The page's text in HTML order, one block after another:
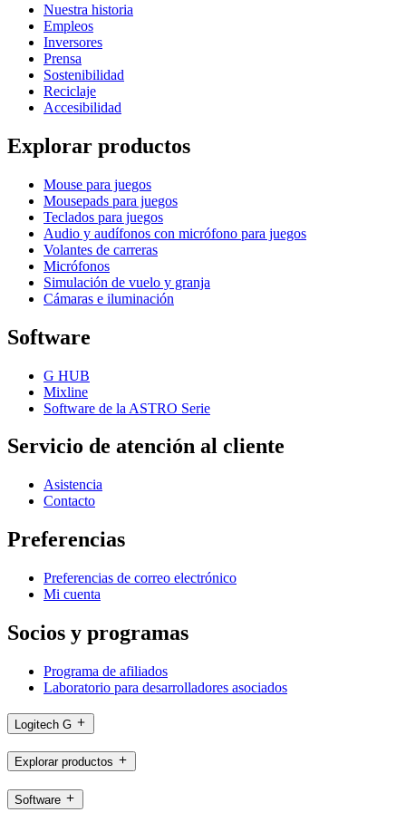
Nuestra historia
Empleos
Inversores
Prensa
Sostenibilidad
Reciclaje
Accesibilidad
Explorar productos
Mouse para juegos
Mousepads para juegos
Teclados para juegos
Audio y audífonos con micrófono para juegos
Volantes de carreras
Micrófonos
Simulación de vuelo y granja
Cámaras e iluminación
Software
G HUB
Mixline
Software de la ASTRO Serie
Servicio de atención al cliente
Asistencia
Contacto
Preferencias
Preferencias de correo electrónico
Mi cuenta
Socios y programas
Programa de afiliados
Laboratorio para desarrolladores asociados
Logitech G
Explorar productos
Software